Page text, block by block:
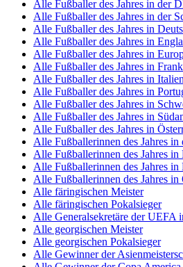
Alle Fußballer des Jahres in der
Alle Fußballer des Jahres in der
Alle Fußballer des Jahres in
Alle Fußballer des Jahres in
Alle Fußballer des Jahres in
Alle Fußballer des Jahres in
Alle Fußballer des Jahres in Italien
Alle Fußballer des Jahres in
Alle Fußballer des Jahres in
Alle Fußballer des Jahres in
Alle Fußballer des Jahres in
Alle Fußballerinnen des Jahres in
Alle Fußballerinnen des Jahres in
Alle Fußballerinnen des Jahres in
Alle Fußballerinnen des Jahres in
Alle färingischen Meister
Alle färingischen Pokalsieger
Alle Generalsekretäre der UEFA
Alle georgischen Meister
Alle georgischen Pokalsieger
Alle Gewinner der